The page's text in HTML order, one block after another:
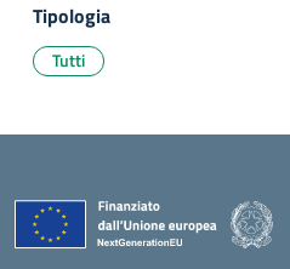
Tipologia
Tutti